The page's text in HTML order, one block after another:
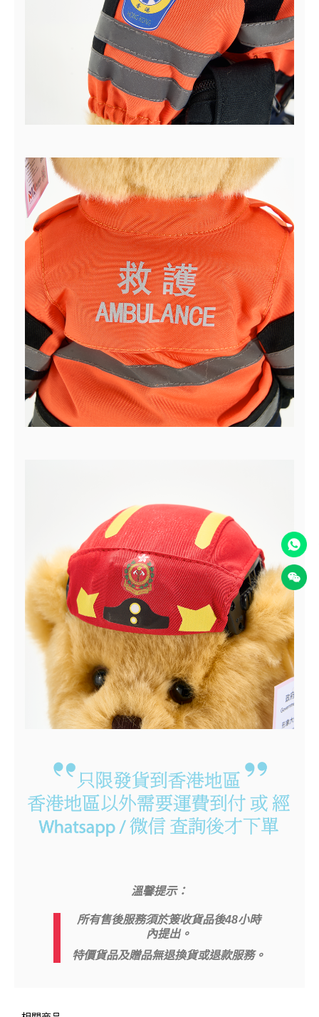
溫馨提示：
所有售後服務須於簽收貨品後48小時
內提出。
特價貨品及贈品無退換貨或退款服務。